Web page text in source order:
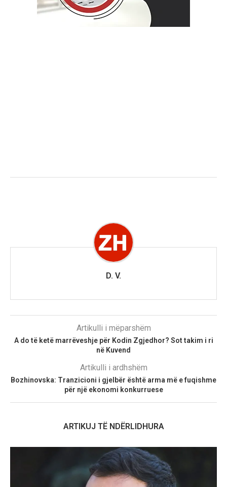
D. V.
Artikulli i mëparshëm
A do të ketë marrëveshje për Kodin Zgjedhor? Sot takim i ri
në Kuvend
Artikulli i ardhshëm
Bozhinovska: Tranzicioni i gjelbër është arma më e fuqishme
për një ekonomi konkurruese
ARTIKUJ TË NDËRLIDHURA